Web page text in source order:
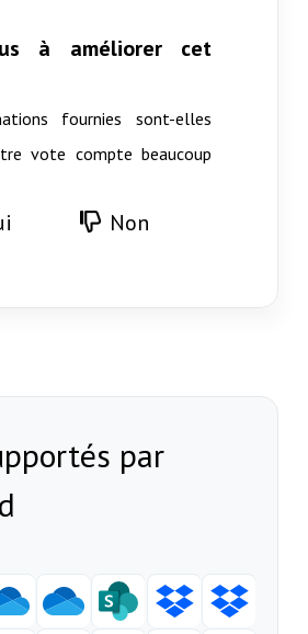
à améliorer cet
fournies sont-elles
vote compte beaucoup
Non
par